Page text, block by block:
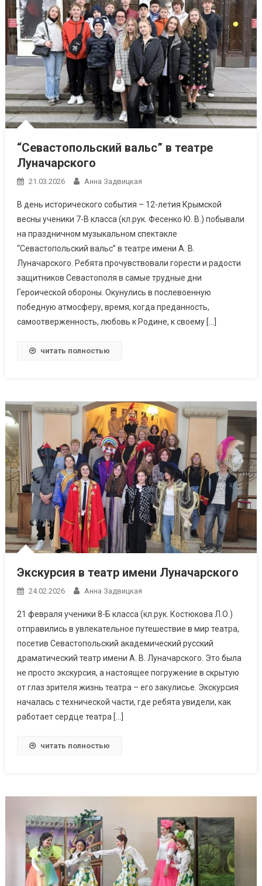
“Севастопольский вальс” в театре
Луначарского
21.03.2026 Анна Задвицкая
В день исторического события – 12-летия Крымской
весны ученики 7-В класса (кл.рук. Фесенко Ю. В.) побывали
на праздничном музыкальном спектакле
“Севастопольский вальс” в театре имени А. В.
Луначарского. Ребята прочувствовали горести и радости
защитников Севастополя в самые трудные дни
Героической обороны. Окунулись в послевоенную
победную атмосферу, время, когда преданность,
самоотверженность, любовь к Родине, к своему […]
читать полностью
Экскурсия в театр имени Луначарского
24.02.2026 Анна Задвицкая
21 февраля ученики 8-Б класса (кл.рук. Костюкова Л.О.)
отправились в увлекательное путешествие в мир театра,
посетив Севастопольский академический русский
драматический театр имени А. В. Луначарского. Это была
не просто экскурсия, а настоящее погружение в скрытую
от глаз зрителя жизнь театра – его закулисье. Экскурсия
началась с технической части, где ребята увидели, как
работает сердце театра […]
читать полностью